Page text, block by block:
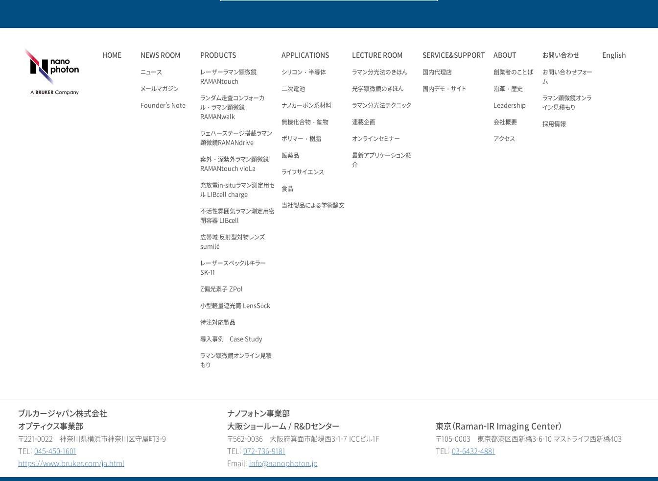
HOME NEWS ROOM
ニュース
メールマガジン
Founder’s Note
PRODUCTS
レーザーラマン顕微鏡
RAMANtouch
ランダム走査コンフォーカ
ル・ラマン顕微鏡
RAMANwalk
ウェハーステージ搭載ラマン
顕微鏡RAMANdrive
紫外・深紫外ラマン顕微鏡
RAMANtouch vioLa
充放電in-situラマン測定用セ
ル LIBcell charge
不活性雰囲気ラマン測定用密
閉容器 LIBcell
広帯域 反射型対物レンズ
sumilé
レーザースペックルキラー
SK-11
Z偏光素子 ZPol
小型軽量遮光筒 LensSöck
特注対応製品
導入事例 Case Study
ラマン顕微鏡オンライン見積
もり
APPLICATIONS
シリコン・半導体
二次電池
ナノカーボン系材料
無機化合物・鉱物
ポリマー・樹脂
医薬品
ライフサイエンス
食品
当社製品による学術論文
LECTURE ROOM
ラマン分光法のきほん
光学顕微鏡のきほん
ラマン分光法テクニック
連載企画
オンラインセミナー
最新アプリケーション紹
介
SERVICE&SUPPORT
国内代理店
国内デモ・サイト
ABOUT
創業者のことば
沿革・歴史
Leadership
会社概要
アクセス
お問い合わせ
お問い合わせフォー
ム
ラマン顕微鏡オンラ
イン見積もり
採用情報
English
ブルカージャパン株式会社
オプティクス事業部
〒221-0022 神奈川県横浜市神奈川区守屋町3-9
TEL: 045-450-1601
https://www.bruker.com/ja.html
ナノフォトン事業部
大阪ショールーム / R&Dセンター
〒562-0036 大阪府箕面市船場西3-1-7 ICCビル1F
TEL: 072-736-9181
Email: info@nanophoton.jp
東京（Raman-IR Imaging Center）
〒105-0003 東京都港区西新橋3-6-10 マストライフ西新橋403
TEL:03-6432-4881